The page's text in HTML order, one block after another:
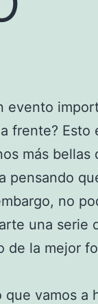
evento
frente?
más
pensando
no
una serie
de la mejor
que vamos a